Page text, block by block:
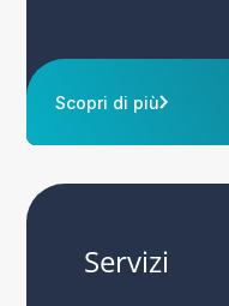
Scopri di più
Servizi